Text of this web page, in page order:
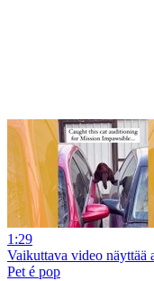
1:29
Vaikuttava video näyttää
Pet é pop